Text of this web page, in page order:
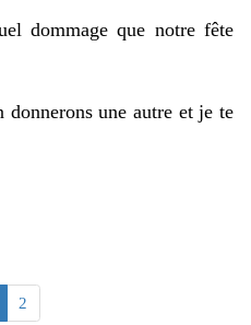
dommage que notre fête
une autre et je te
2